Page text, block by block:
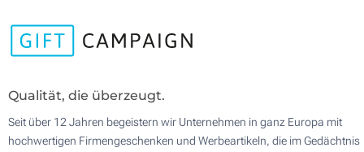
Qualität, die überzeugt.
Seit über 12 Jahren begeistern wir Unternehmen in ganz Europa mit
hochwertigen Firmengeschenken und Werbeartikeln, die im Gedächtnis